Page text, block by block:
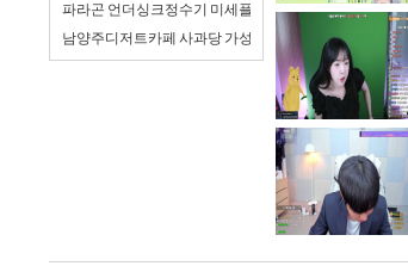
파라곤 언더싱크정수기 미세플라스틱제거 되는 싱크대
남양주디저트카페 사과당 가성비 좋은 달달 디저트